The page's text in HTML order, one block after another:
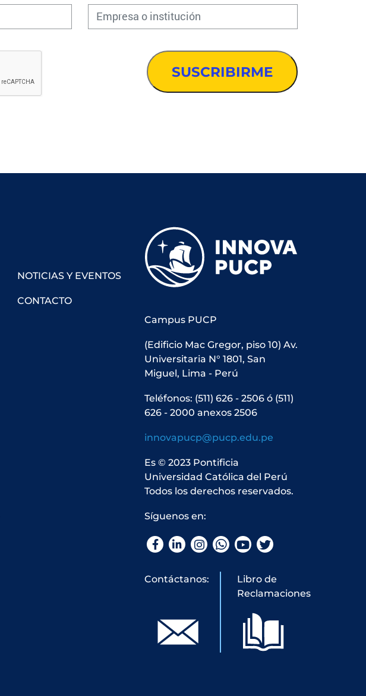
NOTICIAS Y EVENTOS
CONTACTO
Campus PUCP
(Edificio Mac Gregor, piso 10) Av.
Universitaria N° 1801, San
Miguel, Lima - Perú
Teléfonos: (511) 626 - 2506 ó (511)
626 - 2000 anexos 2506
innovapucp@pucp.edu.pe
Es © 2023 Pontificia
Universidad Católica del Perú
Todos los derechos reservados.
Síguenos en:
Facebook
LinkedInInstagram
WhatsApp
YouTubeTwitter
Contáctanos:
Libro de
Reclamaciones